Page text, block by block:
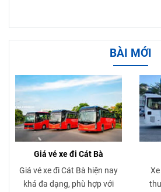
BÀI MỚI
Giá vé xe đi Cát Bà
Giá vé xe đi Cát Bà hiện nay
khá đa dạng, phù hợp với